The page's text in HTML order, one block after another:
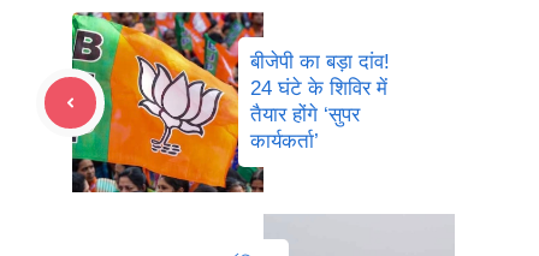
बीजेपी का बड़ा दांव!
24 घंटे के शिविर में
तैयार होंगे ‘सुपर
कार्यकर्ता’